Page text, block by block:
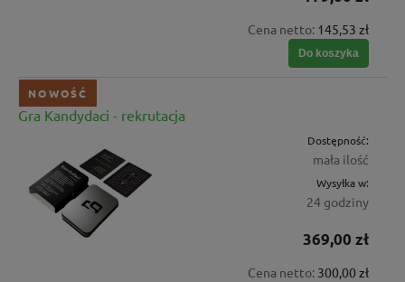
Cena netto: 145,53 zł
Do koszyka
Gra Kandydaci - rekrutacja
Dostępność:
mała ilość
Wysyłka w:
24 godziny
369,00 zł
Cena netto: 300,00 zł
NOWOŚĆ